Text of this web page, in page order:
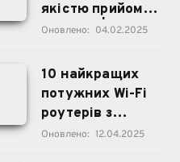
якістю прийому
сигналу | 2025
Оновлено: 04.02.2025
10 найкращих
потужних Wi-Fi
роутерів з
великим
Оновлено: 12.04.2025